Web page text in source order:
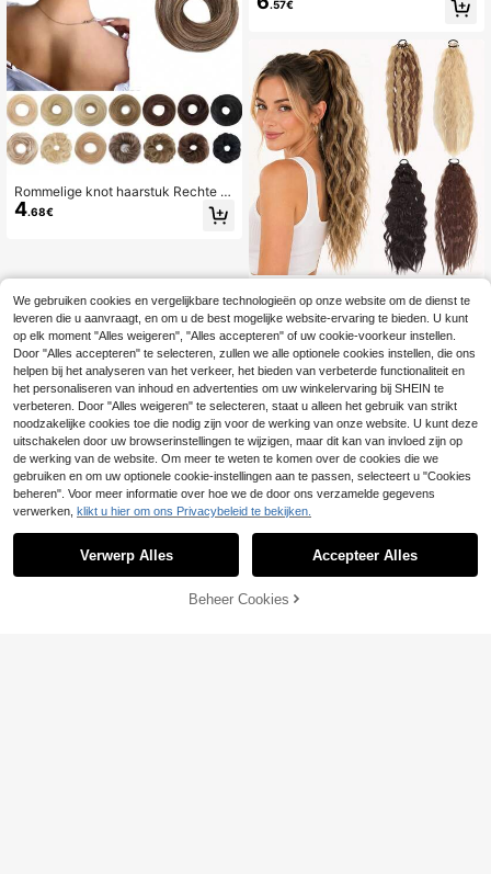
Rommelige knot haarstuk Rechte k
not haarextensies Mini elastiek haa
rknot Haarring Synthetische donut
4.68€
elastische haarband, 10 strengen/p
kt voor verschillende gelegenheden
.57€
hie voor dames, lange krullende vle
cht met watergolf, haarbandjes met
maïskolfstructuur, elastieken rubber
banden
27 over
6.08€
TOEVOEGEN AAN WINKELWAGEN
We gebruiken cookies en vergelijkbare technologieën op onze website om de dienst te
leveren die u aanvraagt, en om u de best mogelijke website-ervaring te bieden. U kunt
op elk moment "Alles weigeren", "Alles accepteren" of uw cookie-voorkeur instellen.
Door "Alles accepteren" te selecteren, zullen we alle optionele cookies instellen, die ons
helpen bij het analyseren van het verkeer, het bieden van verbeterde functionaliteit en
het personaliseren van inhoud en advertenties om uw winkelervaring bij SHEIN te
verbeteren. Door "Alles weigeren" te selecteren, staat u alleen het gebruik van strikt
noodzakelijke cookies toe die nodig zijn voor de werking van onze website. U kunt deze
uitschakelen door uw browserinstellingen te wijzigen, maar dit kan van invloed zijn op
de werking van de website. Om meer te weten te komen over de cookies die we
gebruiken en om uw optionele cookie-instellingen aan te passen, selecteert u "Cookies
beheren". Voor meer informatie over hoe we de door ons verzamelde gegevens
verwerken, klikt u hier om ons Privacybeleid te bekijken.
Verwerp Alles Accepteer Alles
Beheer Cookies